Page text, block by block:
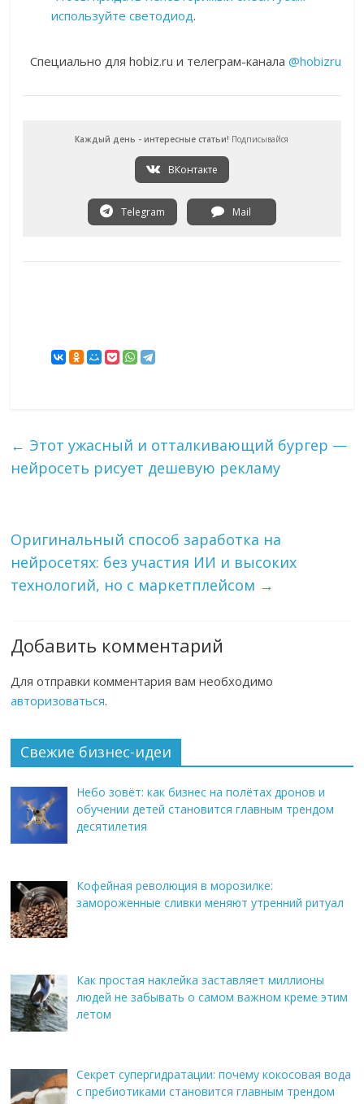
используйте светодиод.
Специально для hobiz.ru и телеграм-канала @hobizru
Каждый день - интересные статьи! Подписывайся
ВКонтакте
Telegram Mail
← Этот ужасный и отталкивающий бургер —
нейросеть рисует дешевую рекламу
Оригинальный способ заработка на
нейросетях: без участия ИИ и высоких
технологий, но с маркетплейсом →
Добавить комментарий
Для отправки комментария вам необходимо
авторизоваться.
Свежие бизнес-идеи
Небо зовёт: как бизнес на полётах дронов и
обучении детей становится главным трендом
десятилетия
Кофейная революция в морозилке:
замороженные сливки меняют утренний ритуал
Как простая наклейка заставляет миллионы
людей не забывать о самом важном креме этим
летом
Секрет супергидратации: почему кокосовая вода
с пребиотиками становится главным трендом